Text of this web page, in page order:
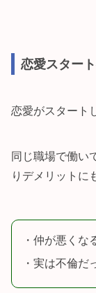
恋愛スター
恋愛がスタート
同じ職場で働い
りデメリットに
・仲が悪くな
・実は不倫だ